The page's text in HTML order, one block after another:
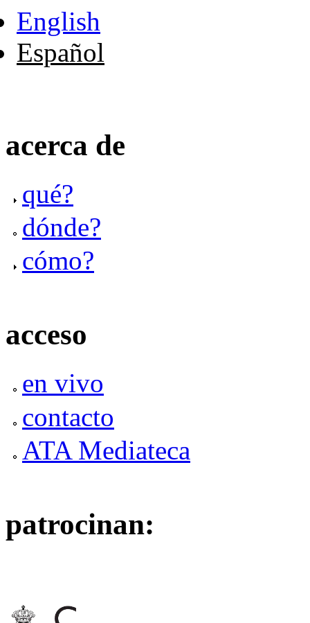
English
Español
acerca de
qué?
dónde?
cómo?
acceso
en vivo
contacto
ATA Mediateca
patrocinan: